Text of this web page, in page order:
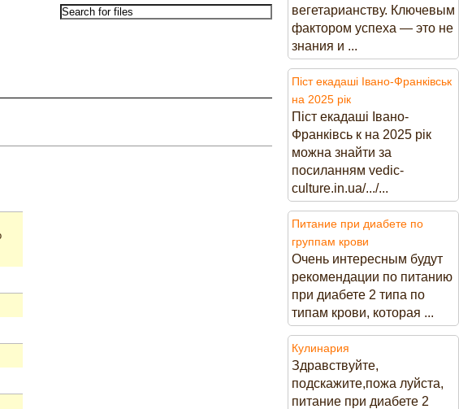
вегетарианству. Ключевым
фактором успеха — это не
знания и ...
Піст екадаші Івано-Франківськ
на 2025 рік
Піст екадаші Івано-
Франківсь к на 2025 рік
можна знайти за
посиланням vedic-
culture.in.ua/.../...
Питание при диабете по
группам крови
Очень интересным будут
рекомендации по питанию
при диабете 2 типа по
типам крови, которая ...
Кулинария
Здравствуйте,
подскажите,пожа луйста,
питание при диабете 2